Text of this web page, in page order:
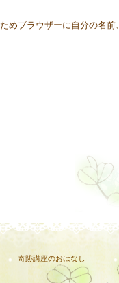
めブラウザーに自分の名
奇跡講座のおはなし